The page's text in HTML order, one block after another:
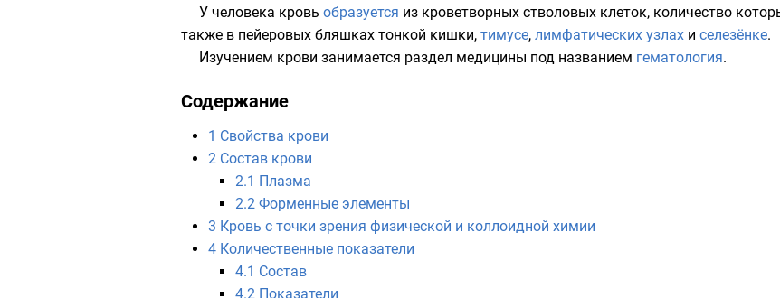
У человека кровь образуется из кроветворных стволовых клеток, количество
также в пейеровых бляшках тонкой кишки, тимусе, лимфатических узлах и селезёнке.
Изучением крови занимается раздел медицины под названием гематология.
Содержание
1 Свойства крови
2 Состав крови
2.1 Плазма
2.2 Форменные элементы
3 Кровь с точки зрения физической и коллоидной химии
4 Количественные показатели
4.1 Состав
4.2 Показатели